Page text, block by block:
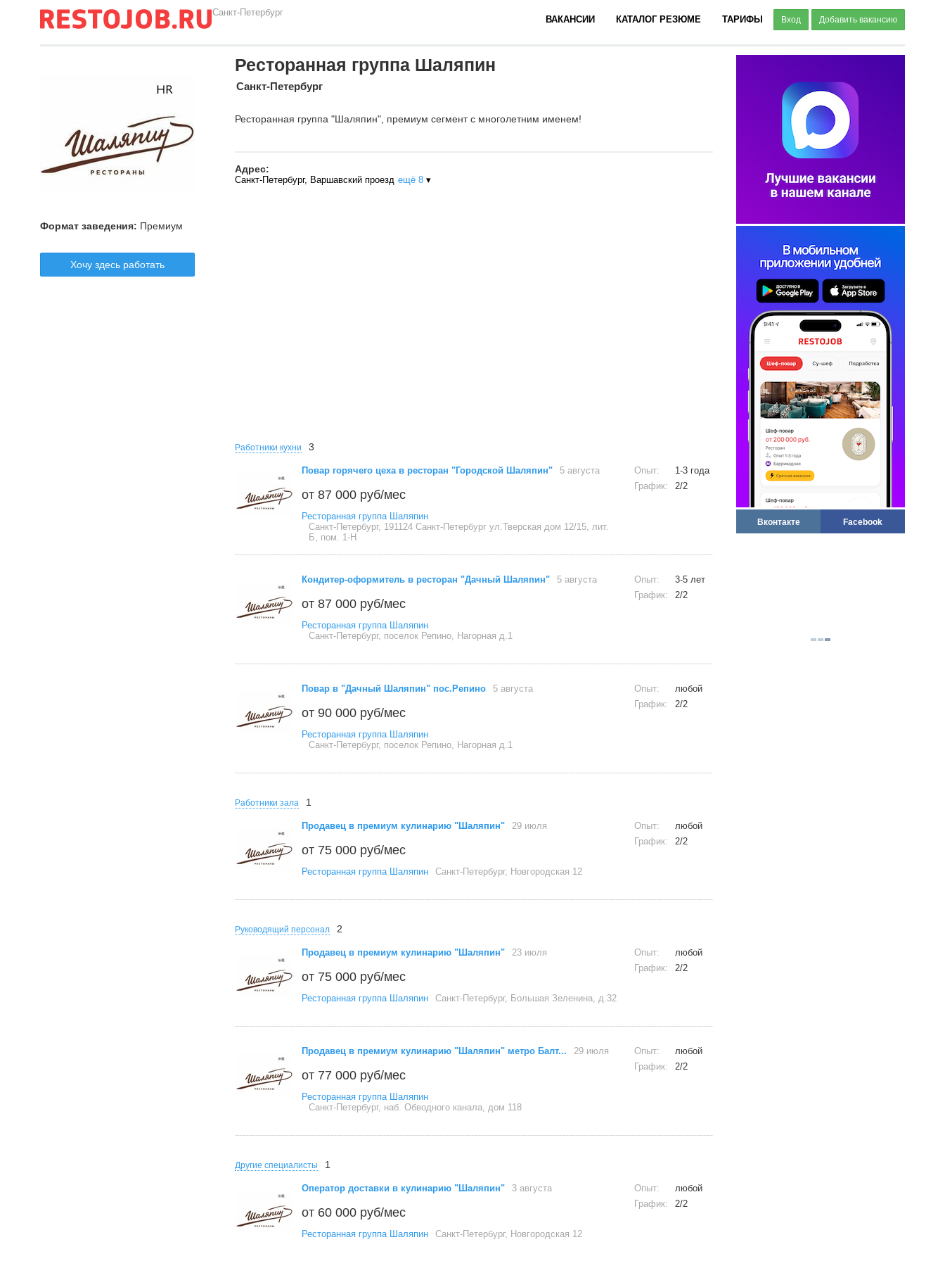
Санкт-Петербург
ВАКАНСИИ КАТАЛОГ РЕЗЮМЕ ТАРИФЫ Вход Добавить вакансию
Вконтакте Facebook
Ресторанная группа Шаляпин
Санкт-Петербург
Ресторанная группа "Шаляпин", премиум сегмент с многолетним именем!
Адрес:
Санкт-Петербург, Варшавский проезд ещё 8 ▾
Работники кухни 3
Повар горячего цеха в ресторан "Городской Шаляпин" 5 августа
от 87 000 руб/мес
Ресторанная группа Шаляпин
Санкт-Петербург, 191124 Санкт-Петербург ул.Тверская дом 12/15, лит.
Б, пом. 1-Н
Опыт:
1-3 года
График:
2/2
Кондитер-оформитель в ресторан "Дачный Шаляпин" 5 августа
от 87 000 руб/мес
Ресторанная группа Шаляпин
Санкт-Петербург, поселок Репино, Нагорная д.1
Опыт:
3-5 лет
График:
2/2
Повар в "Дачный Шаляпин" пос.Репино 5 августа
от 90 000 руб/мес
Ресторанная группа Шаляпин
Санкт-Петербург, поселок Репино, Нагорная д.1
Опыт:
любой
График:
2/2
Работники зала 1
Продавец в премиум кулинарию "Шаляпин" 29 июля
от 75 000 руб/мес
Ресторанная группа Шаляпин Санкт-Петербург, Новгородская 12
Опыт:
любой
График:
2/2
Руководящий персонал 2
Продавец в премиум кулинарию "Шаляпин" 23 июля
от 75 000 руб/мес
Ресторанная группа Шаляпин Санкт-Петербург, Большая Зеленина, д.32
Опыт:
любой
График:
2/2
Продавец в премиум кулинарию "Шаляпин" метро Балт... 29 июля
от 77 000 руб/мес
Ресторанная группа Шаляпин
Санкт-Петербург, наб. Обводного канала, дом 118
Опыт:
любой
График:
2/2
Другие специалисты 1
Оператор доставки в кулинарию "Шаляпин" 3 августа
от 60 000 руб/мес
Ресторанная группа Шаляпин Санкт-Петербург, Новгородская 12
Опыт:
любой
График:
2/2
Формат заведения: Премиум
Хочу здесь работать